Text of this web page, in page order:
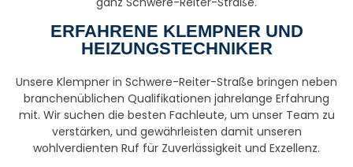
ERFAHRENE KLEMPNER UND
HEIZUNGSTECHNIKER
Unsere Klempner in Schwere-Reiter-Straße bringen neben
branchenüblichen Qualifikationen jahrelange Erfahrung
mit. Wir suchen die besten Fachleute, um unser Team zu
verstärken, und gewährleisten damit unseren
wohlverdienten Ruf für Zuverlässigkeit und Exzellenz.